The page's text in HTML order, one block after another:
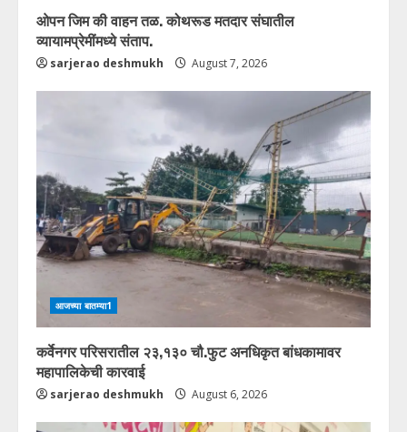
ओपन जिम की वाहन तळ. कोथरूड मतदार संघातील
व्यायामप्रेमींमध्ये संताप.
sarjerao deshmukh August 7, 2026
आजच्या बातम्या1
कर्वेनगर परिसरातील २३,१३० चौ.फुट अनधिकृत बांधकामावर
महापालिकेची कारवाई
sarjerao deshmukh August 6, 2026